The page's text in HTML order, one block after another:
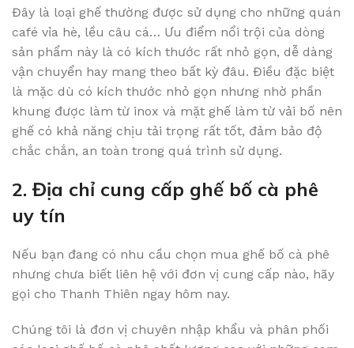
Đây là loại ghế thường được sử dụng cho những quán
café vỉa hè, lều câu cá… Ưu điểm nổi trội của dòng
sản phẩm này là có kích thước rất nhỏ gọn, dễ dàng
vận chuyển hay mang theo bất kỳ đâu. Điều đặc biệt
là mặc dù có kích thước nhỏ gọn nhưng nhờ phần
khung được làm từ inox và mặt ghế làm từ vải bố nên
ghế có khả năng chịu tải trọng rất tốt, đảm bảo độ
chắc chắn, an toàn trong quá trình sử dụng.
2. Địa chỉ cung cấp ghế bố cà phê
uy tín
Nếu bạn đang có nhu cầu chọn mua ghế bố cà phê
nhưng chưa biết liên hệ với đơn vị cung cấp nào, hãy
gọi cho Thanh Thiên ngay hôm nay.
Chúng tôi là đơn vị chuyên nhập khẩu và phân phối